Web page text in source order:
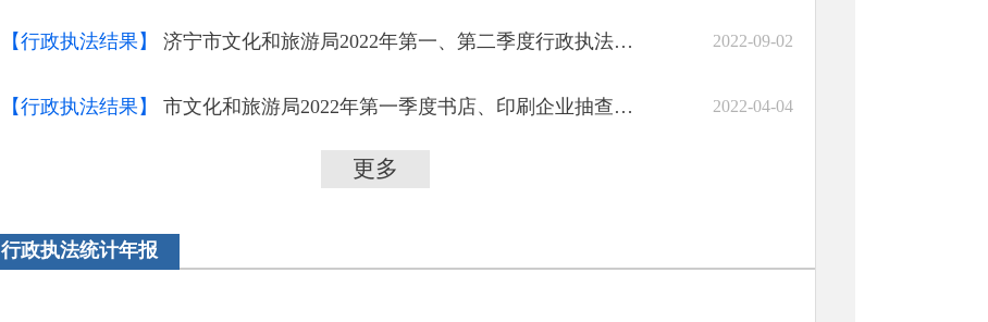
【行政执法结果】 济宁市文化和旅游局2022年第一、第二季度行政执法结果公示​ 2022-09-02
【行政执法结果】 市文化和旅游局2022年第一季度书店、印刷企业抽查情况公示 2022-04-04
更多
行政执法统计年报